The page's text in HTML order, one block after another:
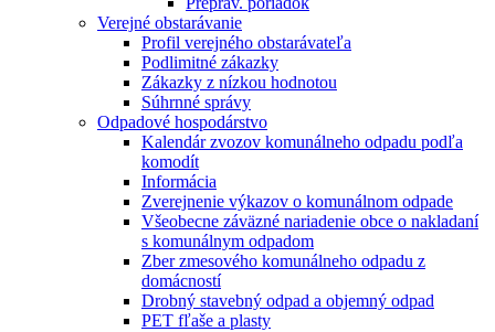
Verejné obstarávanie
Profil verejného obstarávateľa
Podlimitné zákazky
Zákazky z nízkou hodnotou
Súhrnné správy
Odpadové hospodárstvo
Kalendár zvozov komunálneho odpadu podľa
komodít
Informácia
Zverejnenie výkazov o komunálnom odpade
Všeobecne záväzné nariadenie obce o nakladaní
s komunálnym odpadom
Zber zmesového komunálneho odpadu z
domácností
Drobný stavebný odpad a objemný odpad
PET fľaše a plasty